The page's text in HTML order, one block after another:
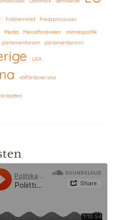
Folkhemmet
fredsprocesser
Media Melodifestivalen
minnespolitik
parlamentarism parlamentarismi
USA
välfärdsservice